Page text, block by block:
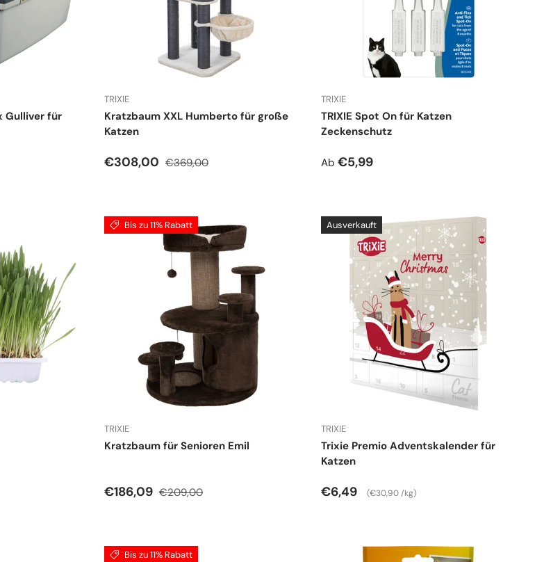
Gulliver für
TRIXIE
Kratzbaum XXL Humberto für große
Katzen
Verkaufspreis
€308,00 Normaler Preis
€369,00
TRIXIE
TRIXIE Spot On für Katzen
Zeckenschutz
Normaler Preis
Ab €5,99
Bis zu 11% Rabatt
TRIXIE
Kratzbaum für Senioren Emil
Verkaufspreis
€186,09 Normaler Preis
€209,00
Ausverkauft
TRIXIE
Trixie Premio Adventskalender für
Katzen
Normaler Preis
€6,49 Grundpreis
€30,90 /kg
Bis zu 11% Rabatt